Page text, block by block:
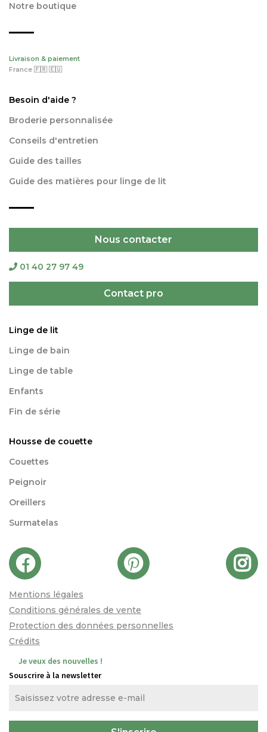
Notre boutique
Livraison & paiement
France 🇫🇷 🇪🇺
Besoin d'aide ?
Broderie personnalisée
Conseils d'entretien
Guide des tailles
Guide des matières pour linge de lit
Nous contacter
01 40 27 97 49
Contact pro
Linge de lit
Linge de bain
Linge de table
Enfants
Fin de série
Housse de couette
Couettes
Peignoir
Oreillers
Surmatelas
Mentions légales
Conditions générales de vente
Protection des données personnelles
Crédits
Je veux des nouvelles !
Souscrire à la newsletter